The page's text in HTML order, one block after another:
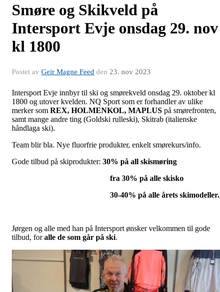
Smøre og Skikveld på
Intersport Evje onsdag 29. nov
kl 1800
Postet av Geir Magne Feed den 23. nov 2023
Intersport Evje innbyr til ski og smørekveld onsdag 29. oktober kl
1800 og utover kvelden. NQ Sport som er forhandler av ulike
merker som REX, HOLMENKOL, MAPLUS på smørefronten,
samt mange andre ting (Goldski rulleski), Skitrab (italienske
håndlaga ski).
Team blir bla. Nye fluorfrie produkter, enkelt smørekurs/info.
Gode tilbud på skiprodukter: 30% på all skismøring
fra 30% på alle skisko
30-40% på alle årets skimodeller.
Jørgen og alle med han på Intersport ønsker velkommen til gode
tilbud, foralle de som går på ski.